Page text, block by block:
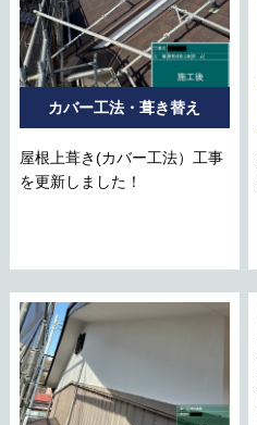
カバー工法・葺き替え
屋根上葺き(カバー工法）工事
を更新しました！